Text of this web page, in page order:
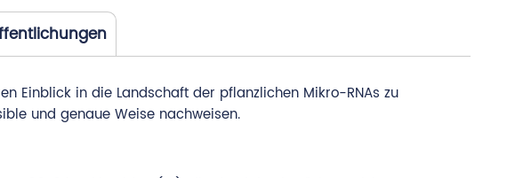
Einblick in die Landschaft der pflanzlichen Mikro-RNAs zu
und genaue Weise nachweisen.